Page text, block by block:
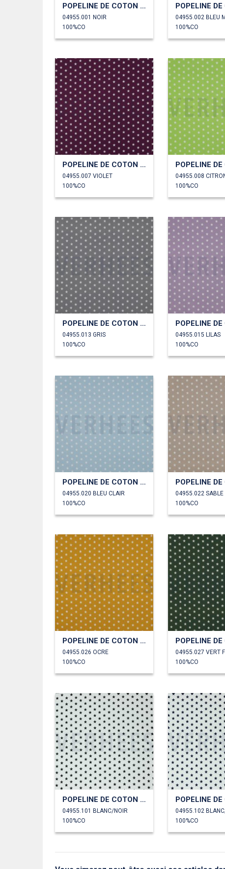
POPELINE DE COTON PETITES ÉTOILES
04955.001 NOIR
100%CO
04955.002 BLEU
100%CO
POPELINE DE COTON PETITES ÉTOILES
04955.007 VIOLET
100%CO
04955.008
100%CO
POPELINE DE COTON PETITES ÉTOILES
04955.013 GRIS
100%CO
04955.015 LILAS
100%CO
POPELINE DE COTON PETITES ÉTOILES
04955.020 BLEU CLAIR
100%CO
04955.022 SABLE
100%CO
POPELINE DE COTON PETITES ÉTOILES
04955.026 OCRE
100%CO
04955.027 VERT
100%CO
POPELINE DE COTON PETITES ÉTOILES
04955.101 BLANC/NOIR
100%CO
100%CO